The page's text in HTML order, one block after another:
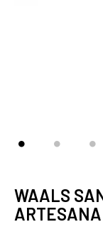
WAALS
ARTESANA